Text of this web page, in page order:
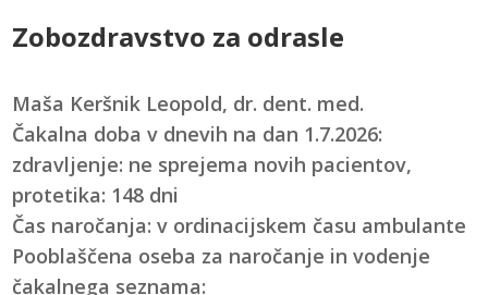
Zobozdravstvo za odrasle
Maša Keršnik Leopold, dr. dent. med.
Čakalna doba v dnevih na dan 1.7.2026:
zdravljenje: ne sprejema novih pacientov,
protetika: 148 dni
Čas naročanja: v ordinacijskem času ambulante
Pooblaščena oseba za naročanje in vodenje
čakalnega seznama: